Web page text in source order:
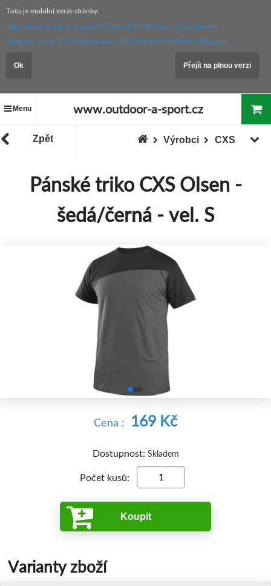
Toto je mobilní verze stránky:
http://www.outdoor-a-sport.cz/katalog/zbozi/obleceni_49/panske-
obleceni/tricka_107/kratky-rukav_196/produkt/cxs-olsen---sedacerna
Ok Přejít na plnou verzi
Menu www.outdoor-a-sport.cz
Zpět CXS
Výrobci
Pánské triko CXS Olsen -
šedá/černá - vel. S
Cena : 169 Kč
Dostupnost: Skladem
Počet kusů:
Koupit
Varianty zboží